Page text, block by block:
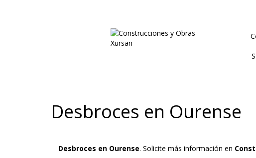
Desbroces en Ourense
Desbroces en Ourense. Solicite más información en